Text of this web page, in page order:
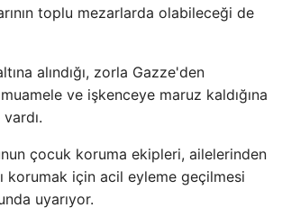
toplu mezarlarda olabileceği de
alındığı, zorla Gazze'den
muamele ve işkenceye maruz kaldığına
çocuk koruma ekipleri, ailelerinden
korumak için acil eyleme geçilmesi
uyarıyor.